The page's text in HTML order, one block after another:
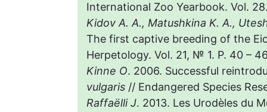
International Zoo Yearbook. Vol. 28.
Kidov A. A., Matushkina K. A.,
The first captive breeding of the
Herpetology. Vol. 21, № 1. P. 40 –
Kinne O. 2006. Successful
vulgaris // Endangered Species
Raffaëlli J. 2013. Les Urodèles du